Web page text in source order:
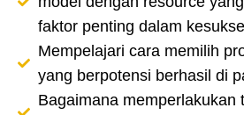
faktor penting dalam
Mempelajari cara memilih
yang berpotensi berhasil di
Bagaimana memperlakukan